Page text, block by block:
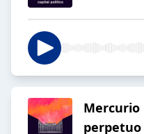
perpetuo